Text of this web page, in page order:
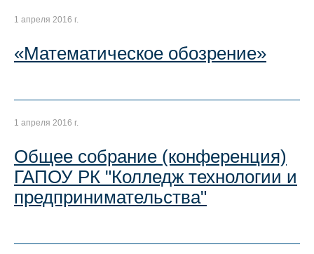
1 апреля 2016 г.
«Математическое обозрение»
1 апреля 2016 г.
Общее собрание (конференция)
ГАПОУ РК "Колледж технологии и
предпринимательства"